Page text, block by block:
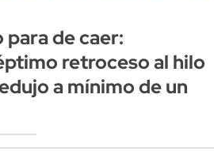
para de caer:
retroceso al hilo
a mínimo de un